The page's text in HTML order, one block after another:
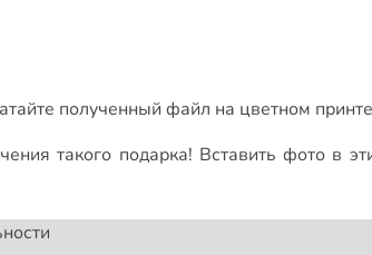
полученный файл на цветном
такого подарка! Вставить фото в